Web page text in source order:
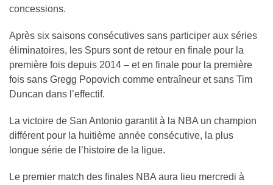
concessions.
Après six saisons consécutives sans participer aux séries
éliminatoires, les Spurs sont de retour en finale pour la
première fois depuis 2014 – et en finale pour la première
fois sans Gregg Popovich comme entraîneur et sans Tim
Duncan dans l’effectif.
La victoire de San Antonio garantit à la NBA un champion
différent pour la huitième année consécutive, la plus
longue série de l’histoire de la ligue.
Le premier match des finales NBA aura lieu mercredi à